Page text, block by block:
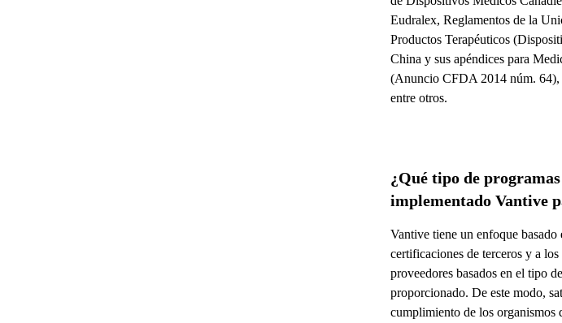
Eudralex, Reglamentos de la
Productos Terapéuticos
China y sus apéndices para
(Anuncio CFDA 2014 núm.
entre otros.
¿Qué tipo de
implementado Vantive
Vantive tiene un enfoque basado
certificaciones de terceros y a
proveedores basados en el tipo
proporcionado. De este modo,
cumplimiento de los organismos